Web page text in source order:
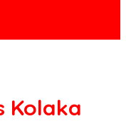
Kolaka